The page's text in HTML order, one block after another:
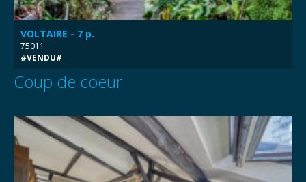
VOLTAIRE - 7 p.
75011
#VENDU#
Coup de coeur